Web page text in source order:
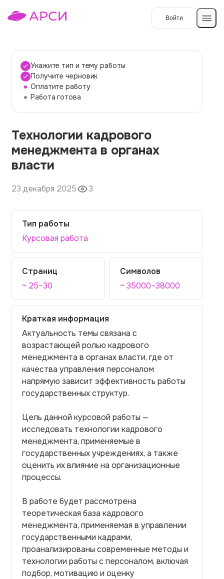
Войти
Темы работ
О сервисе
О компании
Наши гарантии
Вопросы и ответы
Контакты
Укажите тип и тему работы
Получите черновик
Оплатите работу
Работа готова
Технологии кадрового
менеджмента в органах
власти
23 декабря 2025 3
Тип работы
Курсовая работа
Страниц
~ 25–30
Символов
~ 35000–38000
Краткая информация
Актуальность темы связана с
возрастающей ролью кадрового
менеджмента в органах власти, где от
качества управления персоналом
напрямую зависит эффективность работы
государственных структур.
Цель данной курсовой работы —
исследовать технологии кадрового
менеджмента, применяемые в
государственных учреждениях, а также
оценить их влияние на организационные
процессы.
В работе будет рассмотрена
теоретическая база кадрового
менеджмента, применяемая в управлении
государственными кадрами,
проанализированы современные методы и
технологии работы с персоналом, включая
подбор, мотивацию и оценку